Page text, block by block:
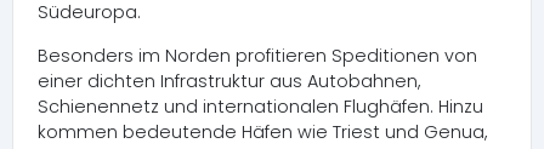
Südeuropa.
Besonders im Norden profitieren Speditionen von
einer dichten Infrastruktur aus Autobahnen,
Schienennetz und internationalen Flughäfen. Hinzu
kommen bedeutende Häfen wie Triest und Genua,